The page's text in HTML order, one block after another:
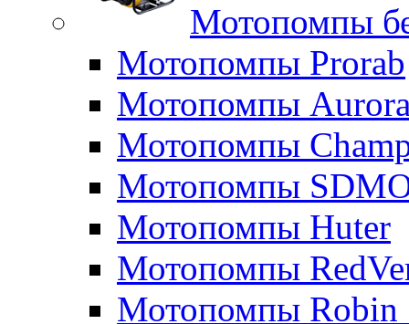
Мотопомпы
Мотопомпы Prorab
Мотопомпы
Мотопомпы
Мотопомпы
Мотопомпы Huter
Мотопомпы
Мотопомпы Robin